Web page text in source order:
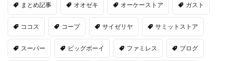
まとめ記事 オオゼキ オーケーストア ガスト
ココス コープ サイゼリヤ サミットストア
スーパー ビッグボーイ ファミレス ブログ